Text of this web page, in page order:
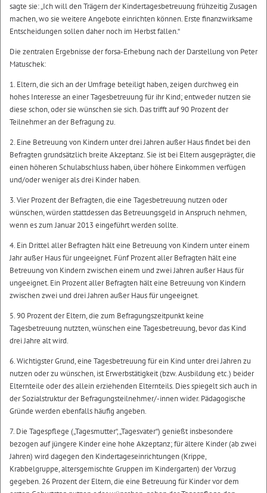
sagte sie: „Ich will den Trägern der Kindertagesbetreuung frühzeitig Zusagen
machen, wo sie weitere Angebote einrichten können. Erste finanzwirksame
Entscheidungen sollen daher noch im Herbst fallen.“
Die zentralen Ergebnisse der forsa-Erhebung nach der Darstellung von Peter
Matuschek:
1. Eltern, die sich an der Umfrage beteiligt haben, zeigen durchweg ein
hohes Interesse an einer Tagesbetreuung für ihr Kind; entweder nutzen sie
diese schon, oder sie wünschen sie sich. Das trifft auf 90 Prozent der
Teilnehmer an der Befragung zu.
2. Eine Betreuung von Kindern unter drei Jahren außer Haus findet bei den
Befragten grundsätzlich breite Akzeptanz. Sie ist bei Eltern ausgeprägter, die
einen höheren Schulabschluss haben, über höhere Einkommen verfügen
und/oder weniger als drei Kinder haben.
3. Vier Prozent der Befragten, die eine Tagesbetreuung nutzen oder
wünschen, würden stattdessen das Betreuungsgeld in Anspruch nehmen,
wenn es zum Januar 2013 eingeführt werden sollte.
4. Ein Drittel aller Befragten hält eine Betreuung von Kindern unter einem
Jahr außer Haus für ungeeignet. Fünf Prozent aller Befragten hält eine
Betreuung von Kindern zwischen einem und zwei Jahren außer Haus für
ungeeignet. Ein Prozent aller Befragten hält eine Betreuung von Kindern
zwischen zwei und drei Jahren außer Haus für ungeeignet.
5. 90 Prozent der Eltern, die zum Befragungszeitpunkt keine
Tagesbetreuung nutzten, wünschen eine Tagesbetreuung, bevor das Kind
drei Jahre alt wird.
6. Wichtigster Grund, eine Tagesbetreuung für ein Kind unter drei Jahren zu
nutzen oder zu wünschen, ist Erwerbstätigkeit (bzw. Ausbildung etc.) beider
Elternteile oder des allein erziehenden Elternteils. Dies spiegelt sich auch in
der Sozialstruktur der Befragungsteilnehmer/-innen wider. Pädagogische
Gründe werden ebenfalls häufig angeben.
7. Die Tagespflege („Tagesmutter“, „Tagesvater“) genießt insbesondere
bezogen auf jüngere Kinder eine hohe Akzeptanz; für ältere Kinder (ab zwei
Jahren) wird dagegen den Kindertageseinrichtungen (Krippe,
Krabbelgruppe, altersgemischte Gruppen im Kindergarten) der Vorzug
gegeben. 26 Prozent der Eltern, die eine Betreuung für Kinder vor dem